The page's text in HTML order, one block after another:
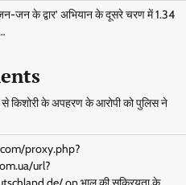
जन के द्वार’ अभियान के दूसरे चरण में 1.34
से किशोरी के अपहरण के आरोपी को पुलिस ने
proxy.php?
url?